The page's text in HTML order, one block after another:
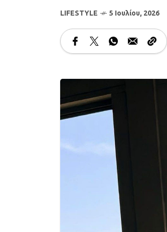
LIFESTYLE 5 Ιουλίου, 2026